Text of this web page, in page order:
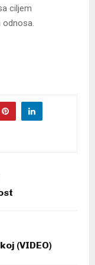
ciljem
odnosa.
(VIDEO)